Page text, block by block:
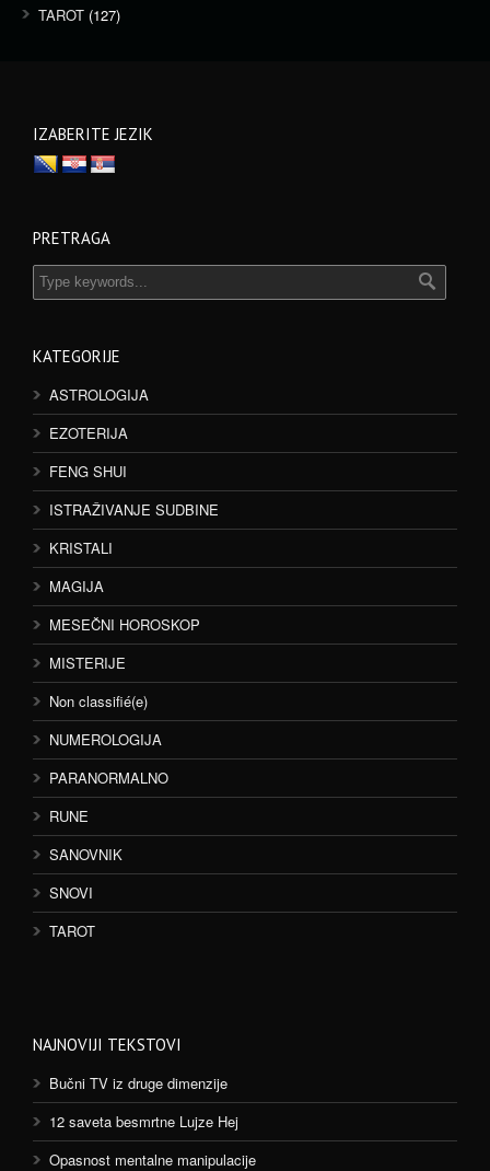
TAROT (127)
IZABERITE JEZIK
PRETRAGA
KATEGORIJE
ASTROLOGIJA
EZOTERIJA
FENG SHUI
ISTRAŽIVANJE SUDBINE
KRISTALI
MAGIJA
MESEČNI HOROSKOP
MISTERIJE
Non classifié(e)
NUMEROLOGIJA
PARANORMALNO
RUNE
SANOVNIK
SNOVI
TAROT
NAJNOVIJI TEKSTOVI
Bučni TV iz druge dimenzije
12 saveta besmrtne Lujze Hej
Opasnost mentalne manipulacije